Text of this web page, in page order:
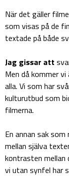
När det gäller
som visas på de
textade på både
Jag gissar att
Men då kommer
alla. Vi som har
kulturutbud som
filmerna.
En annan sak
mellan själva
kontrasten
vi utan synfel har